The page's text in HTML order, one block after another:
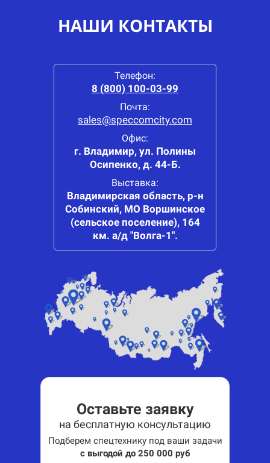
НАШИ КОНТАКТЫ
Оставьте заявку
на бесплатную консультацию
Подберем спецтехнику под ваши задачи
с выгодой до 250 000 руб
Телефон:
8 (800) 100-03-99
Почта:
sales@speccomcity.com
Офис:
г. Владимир, ул. Полины
Осипенко, д. 44-Б.
Выставка:
Владимирская область, р-н
Собинский, МО Воршинское
(сельское поселение), 164
км. а/д "Волга-1".